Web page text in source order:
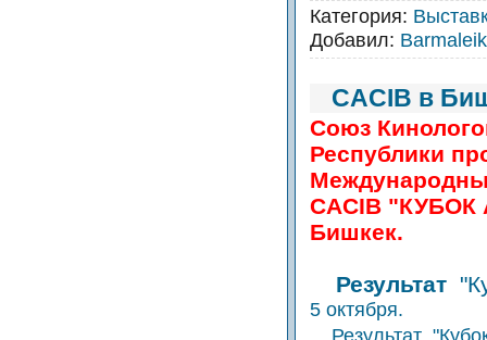
Категория:
Добавил:
CACIB в
Союз
Республики
CACIB "КУБОК
Бишкек.
Результат
5 октября.
Результат